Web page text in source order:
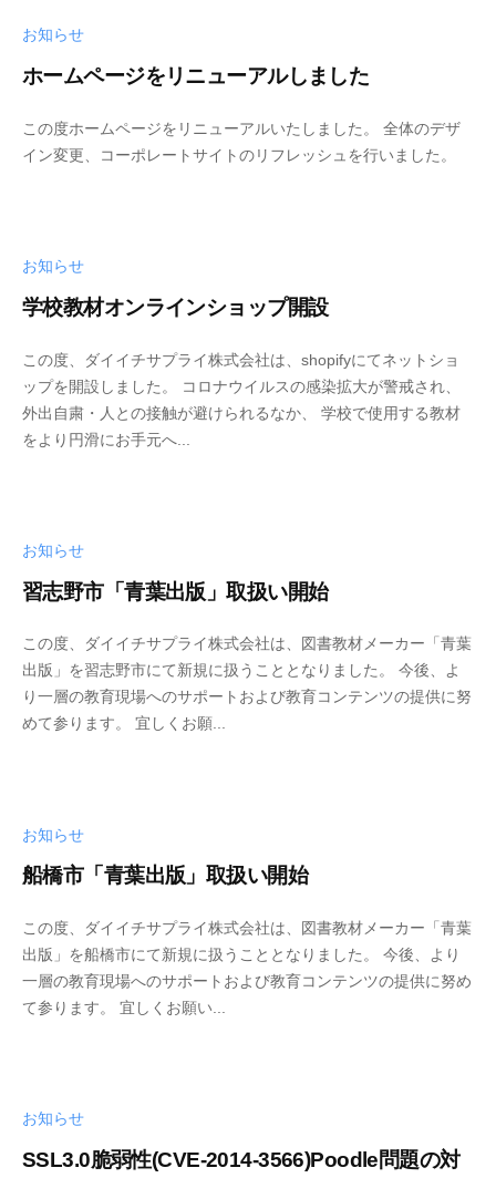
船
橋
)
お知らせ
ホームページをリニューアルしました
この度ホームページをリニューアルいたしました。 全体のデザ
イン変更、コーポレートサイトのリフレッシュを行いました。
お知らせ
学校教材オンラインショップ開設
この度、ダイイチサプライ株式会社は、shopifyにてネットショ
ップを開設しました。 コロナウイルスの感染拡大が警戒され、
外出自粛・人との接触が避けられるなか、 学校で使用する教材
をより円滑にお手元へ...
お知らせ
習志野市「青葉出版」取扱い開始
この度、ダイイチサプライ株式会社は、図書教材メーカー「青葉
出版」を習志野市にて新規に扱うこととなりました。 今後、よ
り一層の教育現場へのサポートおよび教育コンテンツの提供に努
めて参ります。 宜しくお願...
お知らせ
船橋市「青葉出版」取扱い開始
この度、ダイイチサプライ株式会社は、図書教材メーカー「青葉
出版」を船橋市にて新規に扱うこととなりました。 今後、より
一層の教育現場へのサポートおよび教育コンテンツの提供に努め
て参ります。 宜しくお願い...
お知らせ
SSL3.0脆弱性(CVE-2014-3566)Poodle問題の対